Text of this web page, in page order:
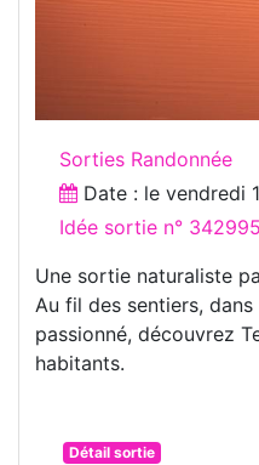
Sorties Randonnée
Date : le vendredi
Idée sortie n° 342995
Une sortie naturaliste
Au fil des sentiers,
passionné, découvrez
habitants.
Détail sortie